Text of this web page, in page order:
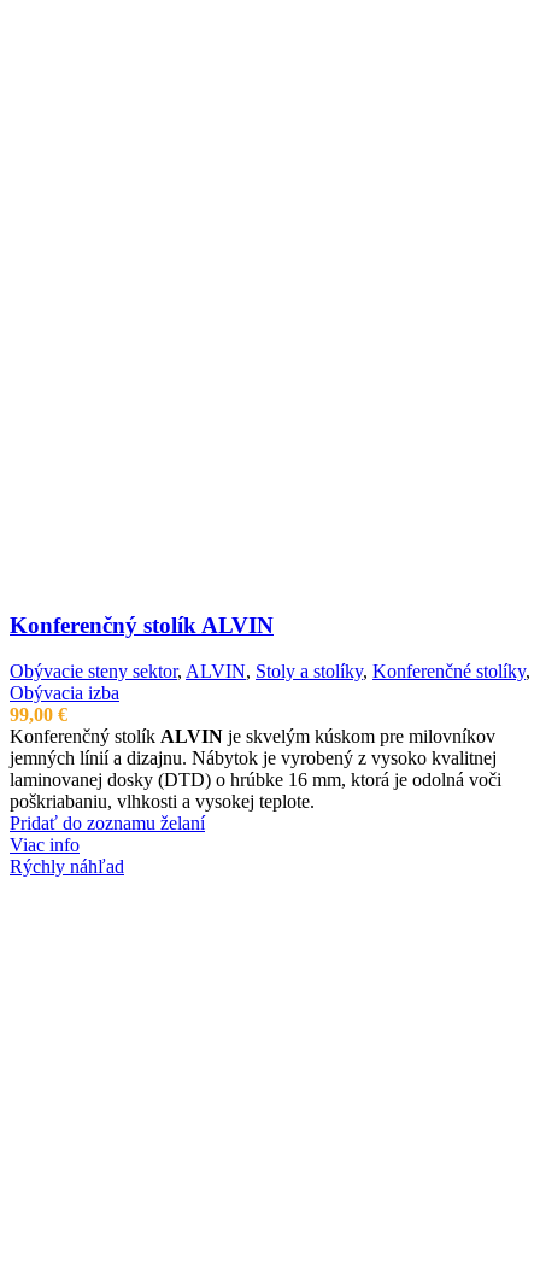
Konferenčný stolík ALVIN
Obývacie steny sektor, ALVIN, Stoly a stolíky, Konferenčné stolíky,
Obývacia izba
99,00 €
Konferenčný stolík ALVIN je skvelým kúskom pre milovníkov
jemných línií a dizajnu. Nábytok je vyrobený z vysoko kvalitnej
laminovanej dosky (DTD) o hrúbke 16 mm, ktorá je odolná voči
poškriabaniu, vlhkosti a vysokej teplote.
Pridať do zoznamu želaní
Viac info
Rýchly náhľad